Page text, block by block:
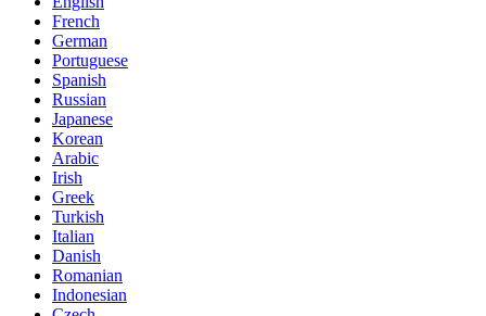
French
German
Portuguese
Spanish
Russian
Japanese
Korean
Arabic
Irish
Greek
Turkish
Italian
Danish
Romanian
Indonesian